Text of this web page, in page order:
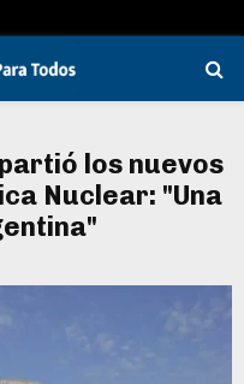
los nuevos
Nuclear: "Una